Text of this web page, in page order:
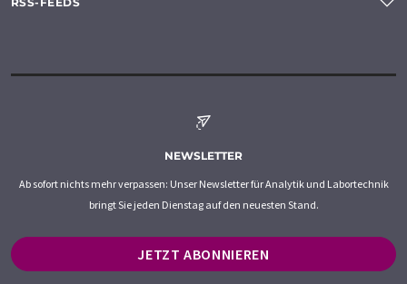
NEWSLETTER
Ab sofort nichts mehr verpassen: Unser Newsletter für Analytik und Labortechnik
bringt Sie jeden Dienstag auf den neuesten Stand.
JETZT ABONNIEREN